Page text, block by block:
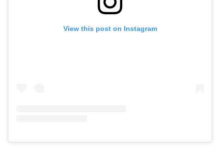
View this post on Instagram